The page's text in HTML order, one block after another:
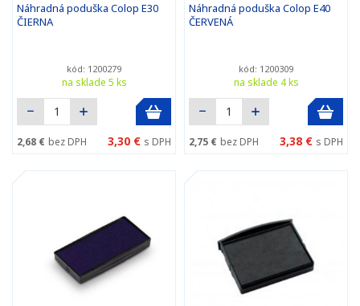
Náhradná poduška Colop E30
ČIERNA
kód: 1200279
na sklade 5 ks
2,68 € bez DPH 3,30 € s DPH
Náhradná poduška Colop E40
ČERVENÁ
kód: 1200309
na sklade 4 ks
2,75 € bez DPH 3,38 € s DPH